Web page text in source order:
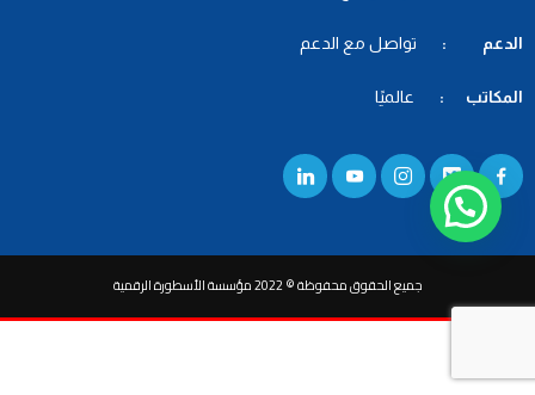
الدعم : تواصل مع الدعم
المكاتب : عالميًا
جميع الحقوق محفوظة © 2022 مؤسسة الأسطورة الرقمية